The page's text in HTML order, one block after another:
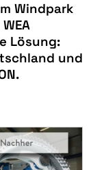
Windpark
Lösung:
und